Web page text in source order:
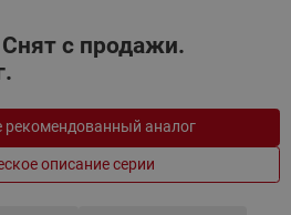
с продажи.
рекомендованный аналог
описание серии